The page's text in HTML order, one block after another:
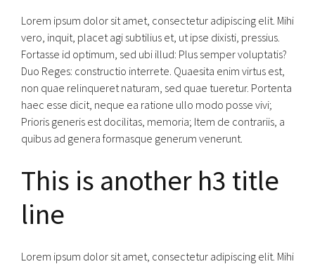
Lorem ipsum dolor sit amet, consectetur adipiscing elit. Mihi
vero, inquit, placet agi subtilius et, ut ipse dixisti, pressius.
Fortasse id optimum, sed ubi illud: Plus semper voluptatis?
Duo Reges: constructio interrete. Quaesita enim virtus est,
non quae relinqueret naturam, sed quae tueretur. Portenta
haec esse dicit, neque ea ratione ullo modo posse vivi;
Prioris generis est docilitas, memoria; Item de contrariis, a
quibus ad genera formasque generum venerunt.
This is another h3 title
line
Lorem ipsum dolor sit amet, consectetur adipiscing elit. Mihi